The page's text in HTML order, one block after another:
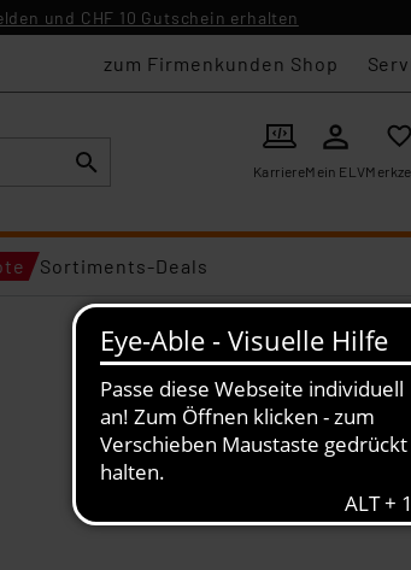
und CHF 10 Gutschein erhalten
zum Firmenkunden Shop
KarriereMein ELV
Sortiments-Deals